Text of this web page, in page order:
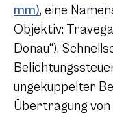
mm), eine
Objektiv:
Donau“),
ungekuppelter
Übertragung